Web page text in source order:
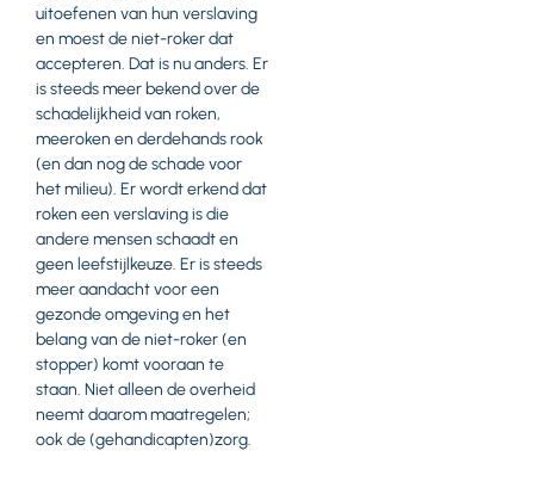
uitoefenen van hun verslaving
en moest de niet-roker dat
accepteren. Dat is nu anders. Er
is steeds meer bekend over de
schadelijkheid van roken,
meeroken en derdehands rook
(en dan nog de schade voor
het milieu). Er wordt erkend dat
roken een verslaving is die
andere mensen schaadt en
geen leefstijlkeuze. Er is steeds
meer aandacht voor een
gezonde omgeving en het
belang van de niet-roker (en
stopper) komt vooraan te
staan. Niet alleen de overheid
neemt daarom maatregelen;
ook de (gehandicapten)zorg.